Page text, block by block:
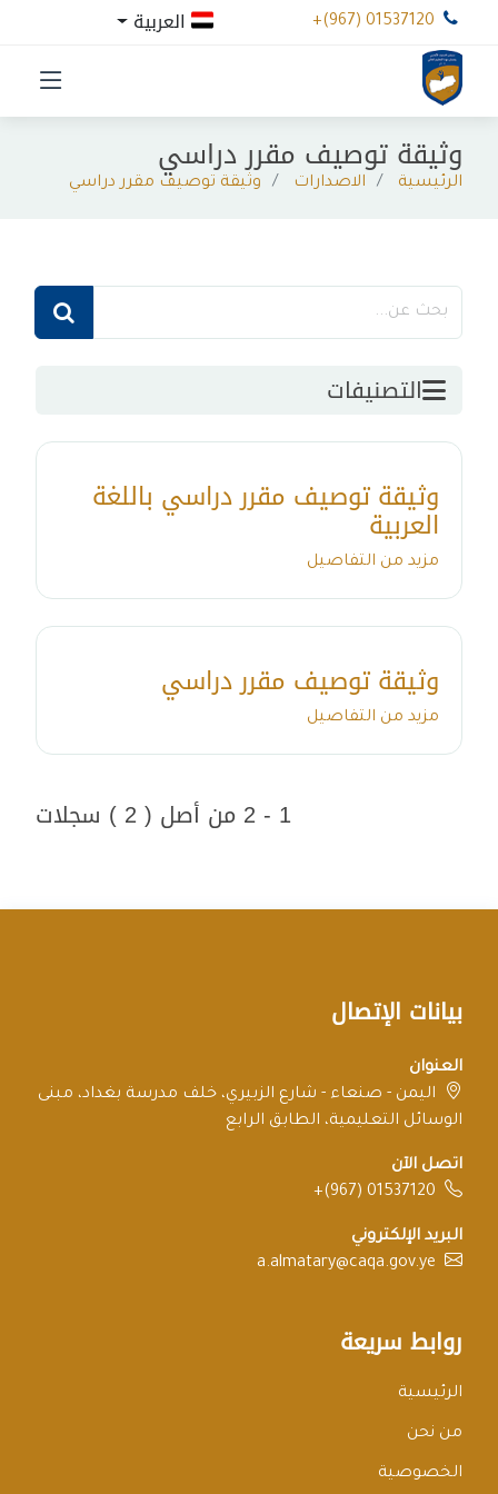
+(967) 01537120
وثيقة توصيف مقرر دراسي
الرئيسية الاصدارات وثيقة توصيف مقرر دراسي
التصنيفات
وثيقة توصيف مقرر دراسي باللغة
العربية
مزيد من التفاصيل
وثيقة توصيف مقرر دراسي
مزيد من التفاصيل
1 - 2 من أصل ( 2 ) سجلات
بيانات الإتصال
العنوان
اليمن - صنعاء - شارع الزبيري، خلف مدرسة بغداد، مبنى
الوسائل التعليمية، الطابق الرابع
اتصل الآن
+(967) 01537120
البريد الإلكتروني
a.almatary@caqa.gov.ye
روابط سريعة
الرئيسية
من نحن
الخصوصية